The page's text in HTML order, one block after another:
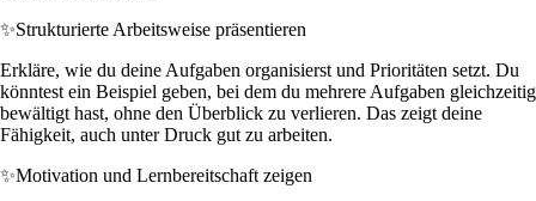
✨Strukturierte Arbeitsweise präsentieren
Erkläre, wie du deine Aufgaben organisierst und Prioritäten setzt. Du
könntest ein Beispiel geben, bei dem du mehrere Aufgaben gleichzeitig
bewältigt hast, ohne den Überblick zu verlieren. Das zeigt deine
Fähigkeit, auch unter Druck gut zu arbeiten.
✨Motivation und Lernbereitschaft zeigen